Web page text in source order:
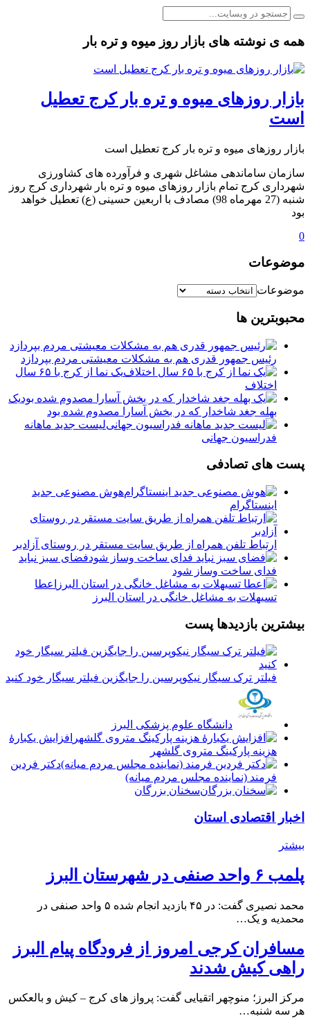
همه ی نوشته های بازار روز میوه و تره بار
️بازار روزهای میوه و تره بار کرج تعطیل
است
️بازار روزهای میوه و تره بار کرج تعطیل است
سازمان ساماندهی مشاغل شهری و فرآورده های کشاورزی
شهرداری کرج تمام بازار روزهای میوه و تره بار شهرداری کرج روز
شنبه (27 مهرماه 98) مصادف با اربعین حسینی (ع) تعطیل خواهد
بود‌
0
موضوعات
موضوعات
محبوبترین ها
رئیس جمهور قدری هم به مشکلات معیشتی مردم بپردازد
یک نما از کرج با ۶۵ سال
اختلاف
یک
بهله جغد شاخدار که در بخش آسارا مصدوم شده بود
لیست جدید ماهانه
فدراسیون جهانی
پست های تصادفی
️‏هوش مصنوعی جدید
اینستاگرام
ارتباط تلفن همراه از طریق سایت مستقر در روستای آزادبر
فضای سبز نباید
فدای ساخت وساز شود
️اعطا
تسیهلات به مشاغل خانگی در استان البرز
بیشترین بازدیدها پست
فیلتر ترک سیگار نیکوپرسین را جایگزین فیلتر سیگار خود کنید
دانشگاه علوم پزشکی البرز
افزایش یکبارۀ
هزینه پارکینگ متروی گلشهر
دكتر فردين
فرمند (نماينده مجلس مردم میانه)
سخنان بزرگان
اخبار اقتصادی استان
بیشتر
پلمب ۶ واحد صنفی در شهرستان البرز
محمد نصیری گفت: در ۴۵ بازدید انجام شده ۵ واحد صنفی در
محمدیه و یک…
مسافران کرجی امروز از فرودگاه پیام البرز
راهی کیش شدند
مرکز البرز؛ منوچهر اتقیایی گفت: پرواز های کرج – کیش و بالعکس
هر سه شنبه…